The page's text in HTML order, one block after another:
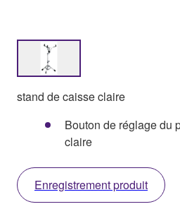
stand de caisse claire
Bouton de réglage du
claire
Enregistrement produit